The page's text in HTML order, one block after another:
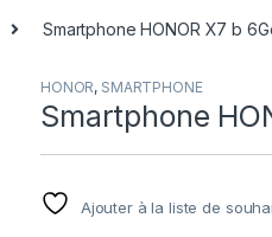
Smartphone HONOR X7 b
HONOR, SMARTPHONE
Smartphone
Ajouter à la liste de